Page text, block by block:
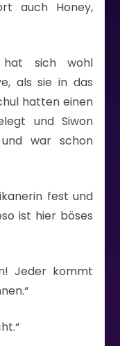
auch Honey,
hat sich wohl
als sie in das
hatten einen
und Siwon
war schon
fest und
ist hier böses
Jeder kommt